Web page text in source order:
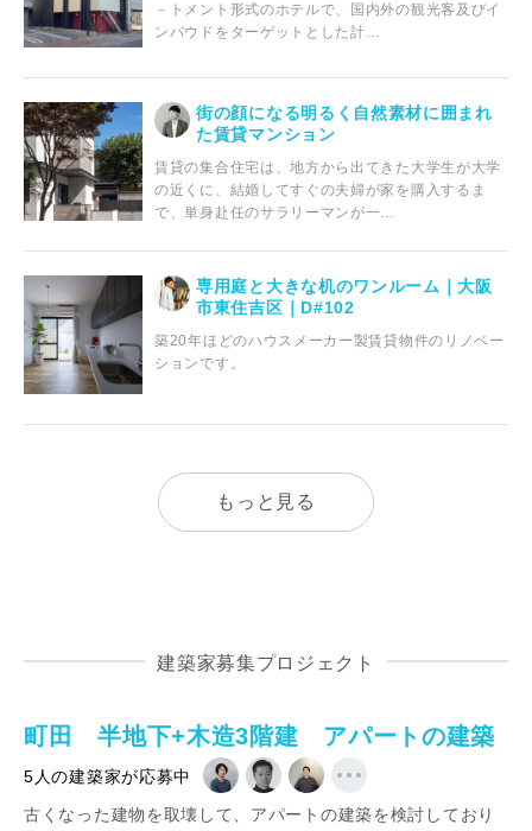
－トメント形式のホテルで、国内外の観光客及びイ
ンバウドをターゲットとした計…
街の顔になる明るく自然素材に囲まれ
た賃貸マンション
賃貸の集合住宅は、地方から出てきた大学生が大学
の近くに、結婚してすぐの夫婦が家を購入するま
で、単身赴任のサラリーマンが一…
専用庭と大きな机のワンルーム｜大阪
市東住吉区｜D#102
築20年ほどのハウスメーカー製賃貸物件のリノベー
ションです。
もっと見る
建築家募集プロジェクト
町田 半地下+木造3階建 アパートの建築
5人の建築家が応募中
古くなった建物を取壊して、アパートの建築を検討しており